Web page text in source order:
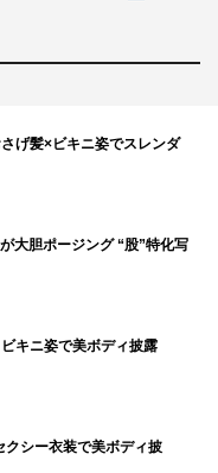
げ髪×ビキニ姿でスレンダ
大胆ポージング “股”特化写
キニ姿で美ボディ披露
クシー衣装で美ボディ披